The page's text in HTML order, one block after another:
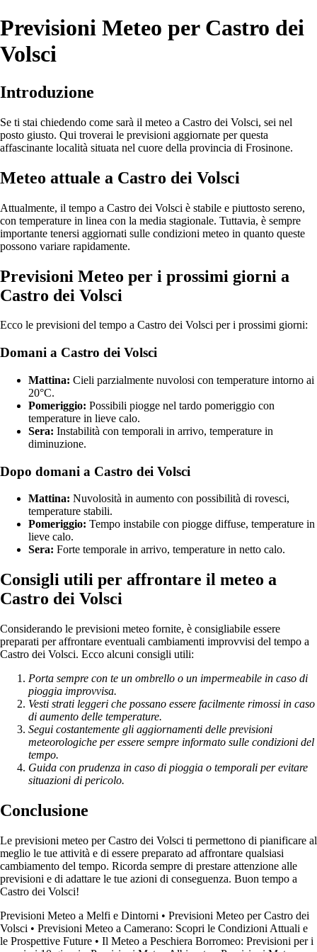
Previsioni Meteo per Castro dei
Volsci
Introduzione
Se ti stai chiedendo come sarà il meteo a Castro dei Volsci, sei nel
posto giusto. Qui troverai le previsioni aggiornate per questa
affascinante località situata nel cuore della provincia di Frosinone.
Meteo attuale a Castro dei Volsci
Attualmente, il tempo a Castro dei Volsci è stabile e piuttosto sereno,
con temperature in linea con la media stagionale. Tuttavia, è sempre
importante tenersi aggiornati sulle condizioni meteo in quanto queste
possono variare rapidamente.
Previsioni Meteo per i prossimi giorni a
Castro dei Volsci
Ecco le previsioni del tempo a Castro dei Volsci per i prossimi giorni:
Domani a Castro dei Volsci
Mattina: Cieli parzialmente nuvolosi con temperature intorno ai
20°C.
Pomeriggio: Possibili piogge nel tardo pomeriggio con
temperature in lieve calo.
Sera: Instabilità con temporali in arrivo, temperature in
diminuzione.
Dopo domani a Castro dei Volsci
Mattina: Nuvolosità in aumento con possibilità di rovesci,
temperature stabili.
Pomeriggio: Tempo instabile con piogge diffuse, temperature in
lieve calo.
Sera: Forte temporale in arrivo, temperature in netto calo.
Consigli utili per affrontare il meteo a
Castro dei Volsci
Considerando le previsioni meteo fornite, è consigliabile essere
preparati per affrontare eventuali cambiamenti improvvisi del tempo a
Castro dei Volsci. Ecco alcuni consigli utili:
Porta sempre con te un ombrello o un impermeabile in caso di
pioggia improvvisa.
Vesti strati leggeri che possano essere facilmente rimossi in caso
di aumento delle temperature.
Segui costantemente gli aggiornamenti delle previsioni
meteorologiche per essere sempre informato sulle condizioni del
tempo.
Guida con prudenza in caso di pioggia o temporali per evitare
situazioni di pericolo.
Conclusione
Le previsioni meteo per Castro dei Volsci ti permettono di pianificare al
meglio le tue attività e di essere preparato ad affrontare qualsiasi
cambiamento del tempo. Ricorda sempre di prestare attenzione alle
previsioni e di adattare le tue azioni di conseguenza. Buon tempo a
Castro dei Volsci!
Previsioni Meteo a Melfi e Dintorni • Previsioni Meteo per Castro dei
Volsci • Previsioni Meteo a Camerano: Scopri le Condizioni Attuali e
le Prospettive Future • Il Meteo a Peschiera Borromeo: Previsioni per i